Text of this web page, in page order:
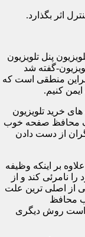
اثر بگذارد.
پنل تلویزیون
گفته شد
منطقی است که
ایمن کنیم.
خرید تلویزیون
یک محافظ صفحه خوب
از دست دادن
بر اینکه وظیفه
نامرئی کند و از
از اصلی ترین علت
محافظ
است روش دیگری